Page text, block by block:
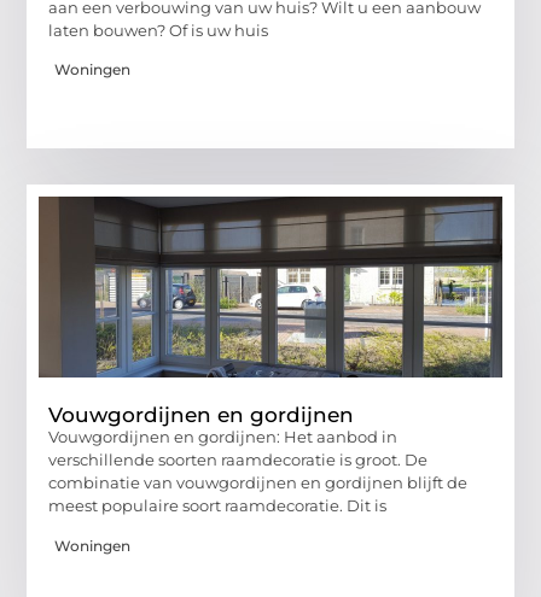
aan een verbouwing van uw huis? Wilt u een aanbouw
laten bouwen? Of is uw huis
Woningen
Vouwgordijnen en gordijnen
Vouwgordijnen en gordijnen: Het aanbod in
verschillende soorten raamdecoratie is groot. De
combinatie van vouwgordijnen en gordijnen blijft de
meest populaire soort raamdecoratie. Dit is
Woningen